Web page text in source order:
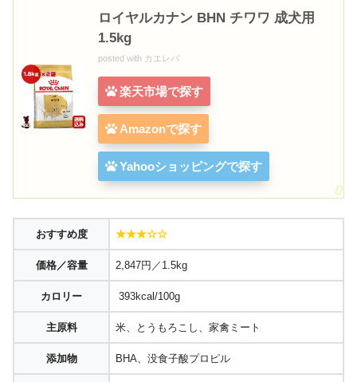
ロイヤルカナン BHN チワワ 成犬用
1.5kg
posted with カエレバ
楽天市場で探す
Amazonで探す
Yahooショッピングで探す
おすすめ度 ★★★☆☆
価格／容量 2,847円／1.5kg
カロリー 393kcal/100g
主原料 米、とうもろこし、家禽ミート
添加物 BHA、没食子酸プロピル